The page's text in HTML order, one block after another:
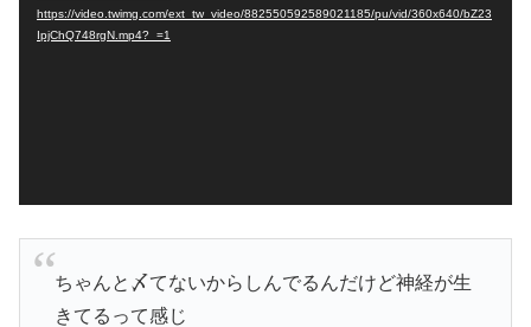
https://video.twimg.com/ext_tw_video/882550592589021185/pu/vid/360x640/bZ23
IpjChQ748rgN.mp4?_=1
ちゃんと〆てないからしんでるんだけど神経が生
きてるって感じ